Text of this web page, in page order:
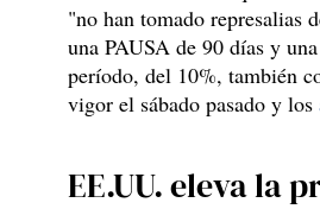
"no han tomado represalias
una PAUSA de 90 días y
período, del 10%, también
vigor el sábado pasado y los
EE.UU. eleva la